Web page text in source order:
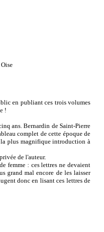
en publiant ces trois volumes
!
ans. Bernardin de Saint-Pierre
complet de cette époque de
la plus magnifique introduction à
de l'auteur.
femme : ces lettres ne devaient
grand mal encore de les laisser
donc en lisant ces lettres de